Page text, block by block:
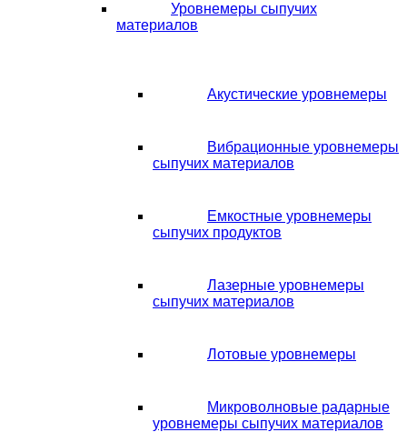
Уровнемеры сыпучих
материалов
Акустические уровнемеры
Вибрационные уровнемеры
сыпучих материалов
Емкостные уровнемеры
сыпучих продуктов
Лазерные уровнемеры
сыпучих материалов
Лотовые уровнемеры
Микроволновые радарные
уровнемеры сыпучих материалов